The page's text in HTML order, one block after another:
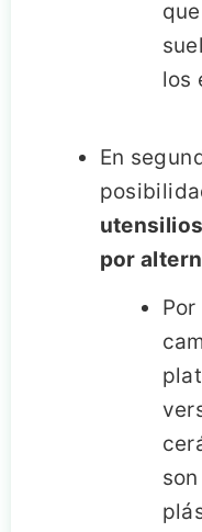
los
En
por